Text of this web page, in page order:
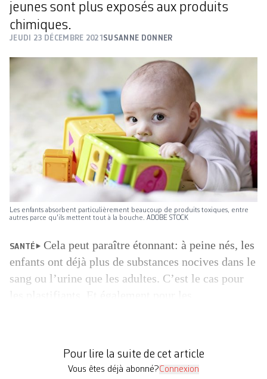
jeunes sont plus exposés aux produits
chimiques.
JEUDI 23 DÉCEMBRE 2021 SUSANNE DONNER
Les enfants absorbent particulièrement beaucoup de produits toxiques, entre
autres parce qu'ils mettent tout à la bouche. ADOBE STOCK
SANTÉ
Cela peut paraître étonnant: à peine nés, les
enfants ont déjà plus de substances nocives dans le
sang ou l’urine que les adultes. C’est le cas pour
les nouveau-nés avaient en […]
Pour lire la suite de cet article
Vous êtes déjà abonné?Connexion